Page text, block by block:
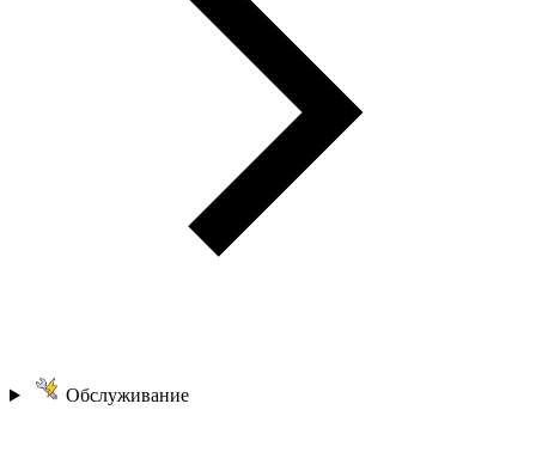
Обслуживание